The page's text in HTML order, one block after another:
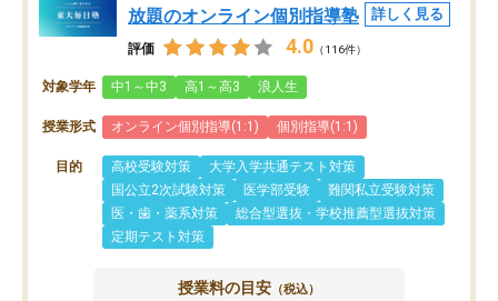
放題のオンライン個別指導塾
詳しく見る
評価 4.0 （116件）
対象学年 中1～中3 高1～高3 浪人生
授業形式 オンライン個別指導(1:1) 個別指導(1:1)
目的 高校受験対策
大学入学共通テスト対策
国公立2次試験対策
医学部受験
難関私立受験対策
医・歯・薬系対策
総合型選抜・学校推薦型選抜対策
定期テスト対策
授業料の目安 （税込）